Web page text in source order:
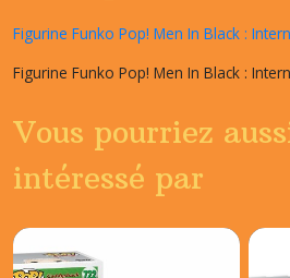
Figurine Funko Pop! Men In Black :
Figurine Funko Pop! Men In Black :
Vous pourriez
intéressé par